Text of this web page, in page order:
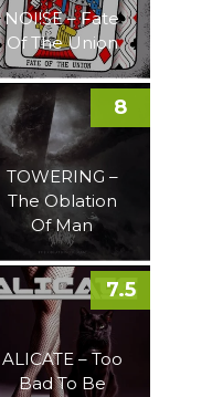
NOI!SE – Fate
Of The Union
TOWERING –
The Oblation
Of Man
8
ALICATE – Too
Bad To Be
7.5